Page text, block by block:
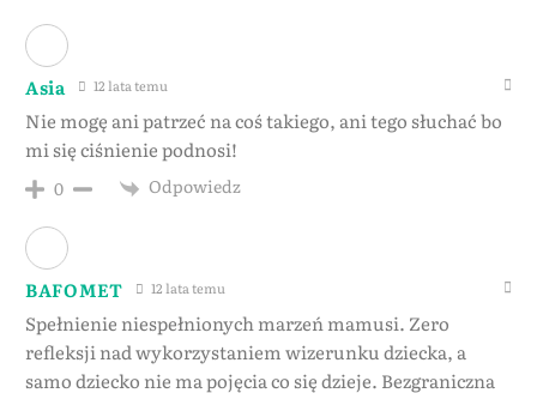
Asia 12 lata temu
Nie mogę ani patrzeć na coś takiego, ani tego słuchać bo
mi się ciśnienie podnosi!
0 Odpowiedz
BAFOMET 12 lata temu
Spełnienie niespełnionych marzeń mamusi. Zero
refleksji nad wykorzystaniem wizerunku dziecka, a
samo dziecko nie ma pojęcia co się dzieje. Bezgraniczna